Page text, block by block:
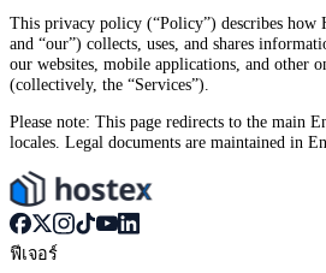
This privacy policy (“Policy”) describes how
and “our”) collects, uses, and shares
our websites, mobile applications, and other
(collectively, the “Services”).
Please note: This page redirects to the main
locales. Legal documents are maintained in
ฟีเจอร์